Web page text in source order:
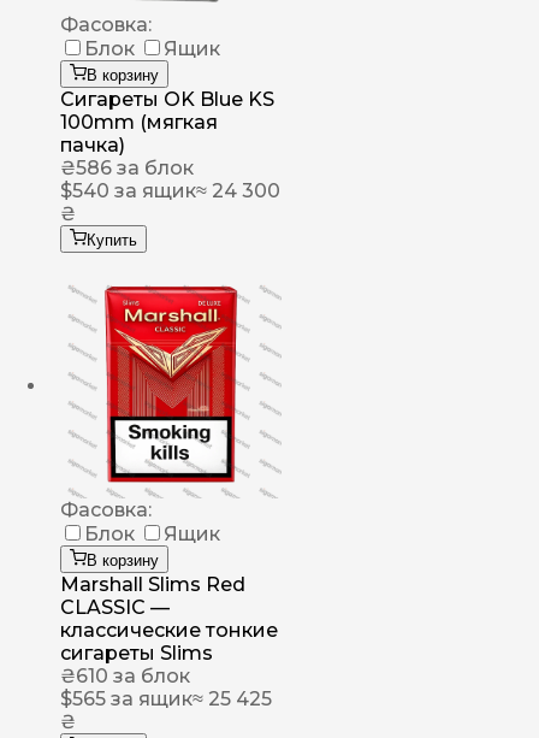
Фасовка:
Блок
Ящик
В корзину
Сигареты OK Blue KS
100mm (мягкая
пачка)
₴586 за блок
$540 за ящик≈ 24 300
₴
Купить
Фасовка:
Блок
Ящик
В корзину
Marshall Slims Red
CLASSIC —
классические тонкие
сигареты Slims
₴610 за блок
$565 за ящик≈ 25 425
₴